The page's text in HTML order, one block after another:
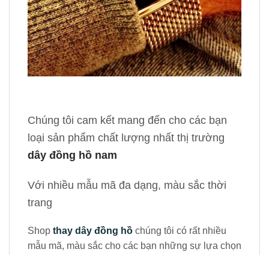
Chúng tôi cam kết mang đến cho các bạn
loại sản phẩm chất lượng nhất thị trường
dây đồng hồ nam
Với nhiều mẫu mã đa dạng, màu sắc thời
trang
Shop thay dây đồng hồ chúng tôi có rất nhiều
mẫu mã, màu sắc cho các bạn những sự lựa chọn